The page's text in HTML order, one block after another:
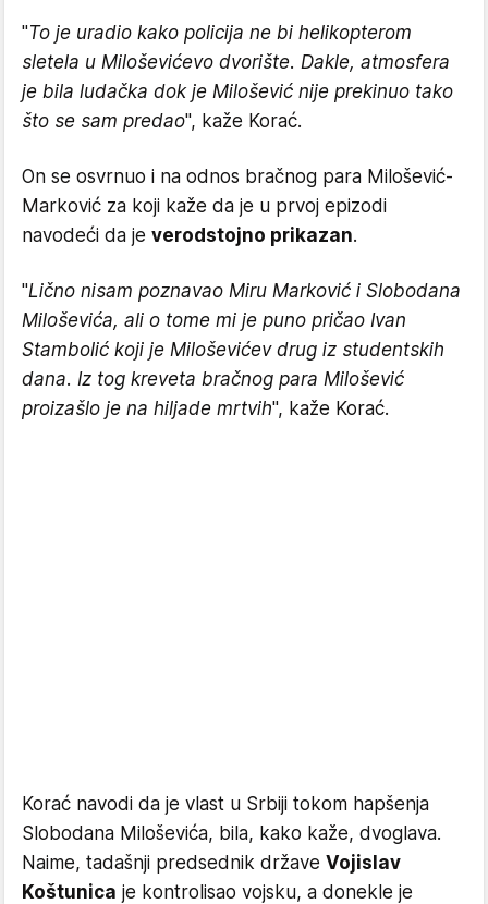
"To je uradio kako policija ne bi helikopterom
sletela u Miloševićevo dvorište. Dakle, atmosfera
je bila ludačka dok je Milošević nije prekinuo tako
što se sam predao", kaže Korać.
On se osvrnuo i na odnos bračnog para Milošević-
Marković za koji kaže da je u prvoj epizodi
navodeći da je verodstojno prikazan.
"Lično nisam poznavao Miru Marković i Slobodana
Miloševića, ali o tome mi je puno pričao Ivan
Stambolić koji je Miloševićev drug iz studentskih
dana. Iz tog kreveta bračnog para Milošević
proizašlo je na hiljade mrtvih", kaže Korać.
Korać navodi da je vlast u Srbiji tokom hapšenja
Slobodana Miloševića, bila, kako kaže, dvoglava.
Naime, tadašnji predsednik države Vojislav
Koštunica je kontrolisao vojsku, a donekle je